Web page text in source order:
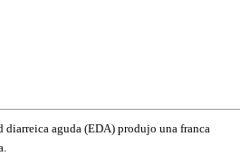
diarreica aguda (EDA) produjo una franca